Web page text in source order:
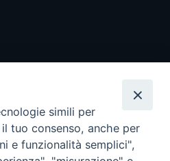
simili per
tuo consenso, anche per
e funzionalità semplici",